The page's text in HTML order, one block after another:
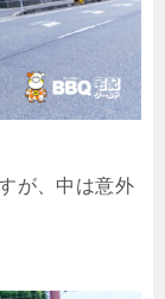
が、中は意外